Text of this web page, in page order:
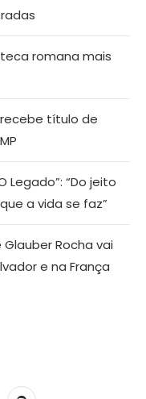
romana mais
recebe título de
Legado”: “Do jeito
a vida se faz”
Glauber Rocha vai
e na França